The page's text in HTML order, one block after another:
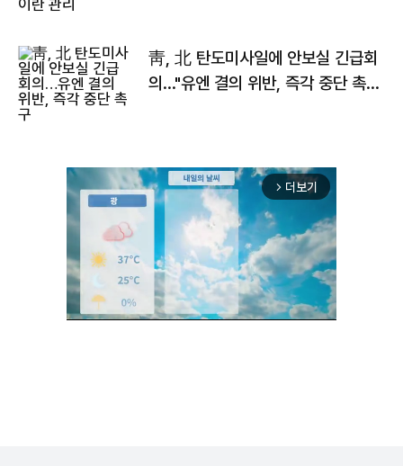
靑, 北 탄도미사일에 안보실 긴급회
의…"유엔 결의 위반, 즉각 중단 촉
arrow_forward_ios 더보기